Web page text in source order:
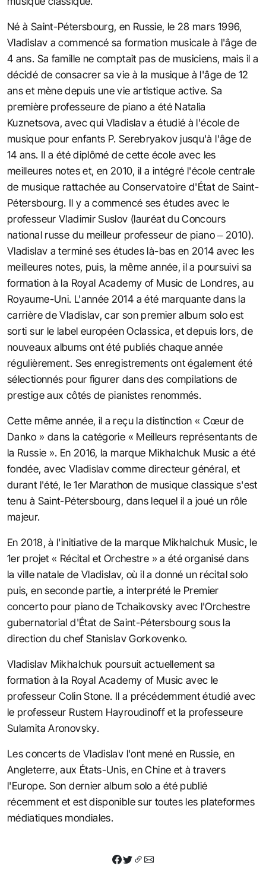
Né à Saint-Pétersbourg, en Russie, le 28 mars 1996,
Vladislav a commencé sa formation musicale à l'âge de
4 ans. Sa famille ne comptait pas de musiciens, mais il a
décidé de consacrer sa vie à la musique à l'âge de 12
ans et mène depuis une vie artistique active. Sa
première professeure de piano a été Natalia
Kuznetsova, avec qui Vladislav a étudié à l'école de
musique pour enfants P. Serebryakov jusqu'à l'âge de
14 ans. Il a été diplômé de cette école avec les
meilleures notes et, en 2010, il a intégré l'école centrale
de musique rattachée au Conservatoire d'État de Saint-
Pétersbourg. Il y a commencé ses études avec le
professeur Vladimir Suslov (lauréat du Concours
national russe du meilleur professeur de piano – 2010).
Vladislav a terminé ses études là-bas en 2014 avec les
meilleures notes, puis, la même année, il a poursuivi sa
formation à la Royal Academy of Music de Londres, au
Royaume-Uni. L'année 2014 a été marquante dans la
carrière de Vladislav, car son premier album solo est
sorti sur le label européen Oclassica, et depuis lors, de
nouveaux albums ont été publiés chaque année
régulièrement. Ses enregistrements ont également été
sélectionnés pour figurer dans des compilations de
prestige aux côtés de pianistes renommés.
Cette même année, il a reçu la distinction « Cœur de
Danko » dans la catégorie « Meilleurs représentants de
la Russie ». En 2016, la marque Mikhalchuk Music a été
fondée, avec Vladislav comme directeur général, et
durant l'été, le 1er Marathon de musique classique s'est
tenu à Saint-Pétersbourg, dans lequel il a joué un rôle
majeur.
En 2018, à l'initiative de la marque Mikhalchuk Music, le
1er projet « Récital et Orchestre » a été organisé dans
la ville natale de Vladislav, où il a donné un récital solo
puis, en seconde partie, a interprété le Premier
concerto pour piano de Tchaikovsky avec l'Orchestre
gubernatorial d'État de Saint-Pétersbourg sous la
direction du chef Stanislav Gorkovenko.
Vladislav Mikhalchuk poursuit actuellement sa
formation à la Royal Academy of Music avec le
professeur Colin Stone. Il a précédemment étudié avec
le professeur Rustem Hayroudinoff et la professeure
Sulamita Aronovsky.
Les concerts de Vladislav l'ont mené en Russie, en
Angleterre, aux États-Unis, en Chine et à travers
l'Europe. Son dernier album solo a été publié
récemment et est disponible sur toutes les plateformes
médiatiques mondiales.